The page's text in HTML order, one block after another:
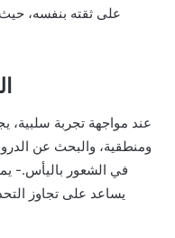
على ثقته بنفسه، حيث
ومنطقية، والبحث عن
في الشعور باليأس.-
يساعد على تجاوز